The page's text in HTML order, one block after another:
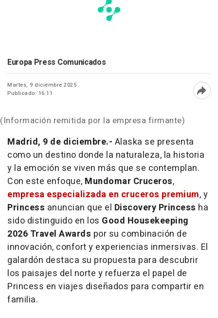
Europa Press Comunicados
Martes, 9 diciembre 2025
Publicado: 16:11
(Información remitida por la empresa firmante)
Madrid, 9 de diciembre.- Alaska se presenta
como un destino donde la naturaleza, la historia
y la emoción se viven más que se contemplan.
Con este enfoque, Mundomar Cruceros,
empresa especializada en cruceros premium, y
Princess anuncian que el Discovery Princess ha
sido distinguido en los Good Housekeeping
2026 Travel Awards por su combinación de
innovación, confort y experiencias inmersivas. El
galardón destaca su propuesta para descubrir
los paisajes del norte y refuerza el papel de
Princess en viajes diseñados para compartir en
familia.